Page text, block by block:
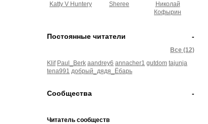
Katty V Huntery Sheree
Николай
Кофырин
-
Постоянные читатели
Все (12)
Klif Paul_Berk aandrey6 annacher1 gutdom tajunja
tena991 добрый_дядя_Ёбарь
-
Сообщества
Читатель сообществ